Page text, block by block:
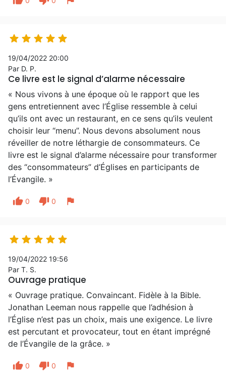
    
19/04/2022 20:00
Par D. P.
Ce livre est le signal d’alarme nécessaire
« Nous vivons à une époque où le rapport que les
gens entretiennent avec l’Église ressemble à celui
qu’ils ont avec un restaurant, en ce sens qu’ils veulent
choisir leur “menu”. Nous devons absolument nous
réveiller de notre léthargie de consommateurs. Ce
livre est le signal d’alarme nécessaire pour transformer
des “consommateurs” d’Églises en participants de
l’Évangile. »
thumb_up 0 thumb_down 0 flag
    
19/04/2022 19:56
Par T. S.
Ouvrage pratique
« Ouvrage pratique. Convaincant. Fidèle à la Bible.
Jonathan Leeman nous rappelle que l’adhésion à
l’Église n’est pas un choix, mais une exigence. Le livre
est percutant et provocateur, tout en étant imprégné
de l’Évangile de la grâce. »
thumb_up 0 thumb_down 0 flag